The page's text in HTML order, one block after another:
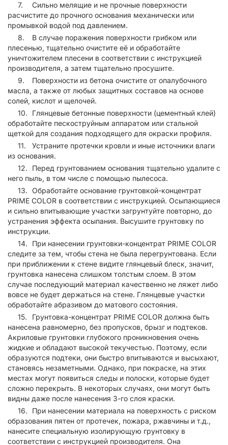
Сильно мелящие и не прочные поверхности
расчистите до прочного основания механически или
промывкой водой под давлением.
В случае поражения поверхности грибком или
плесенью, тщательно очистите её и обработайте
уничтожителем плесени в соответствии с инструкцией
производителя, а затем тщательно просушите.
Поверхности из бетона очистите от опалубочного
масла, а также от любых защитных составов на основе
солей, кислот и щелочей.
Глянцевые бетонные поверхности (цементный клей)
обработайте пескоструйным аппаратом или стальной
щеткой для создания подходящего для окраски профиля.
Устраните протечки кровли и иные источники влаги
из основания.
Перед грунтованием основания тщательно удалите с
него пыль, в том числе с помощью пылесоса.
Обработайте основание грунтовкой-концентрат
PRIME COLOR в соответствии с инструкцией. Осыпающиеся
и сильно впитывающие участки загрунтуйте повторно, до
устранения эффекта осыпания. Высушите грунтовку по
инструкции.
При нанесении грунтовки-концентрат PRIME COLOR
следите за тем, чтобы стена не была перегрунтована. Если
при приближении к стене видите глянцевый блеск, значит,
грунтовка нанесена слишком толстым слоем. В этом
случае последующий материал качественно не ляжет либо
вовсе не будет держаться на стене. Глянцевые участки
обработайте абразивом до матового состояния.
Грунтовка-концентрат PRIME COLOR должна быть
нанесена равномерно, без пропусков, брызг и подтеков.
Акриловые грунтовки глубокого проникновения очень
жидкие и обладают высокой текучестью. Поэтому, если
образуются подтеки, они быстро впитываются и высыхают,
становясь незаметными. Однако, при покраске, на этих
местах могут появиться следы и полоски, которые будет
сложно перекрыть. В некоторых случаях, они могут быть
видны даже после нанесения 3-го слоя краски.
При нанесении материала на поверхность с риском
образования пятен от протечек, пожара, ржавчины и т.д.,
нанесите специальную изолирующую грунтовку в
соответствии с инструкцией производителя. Она